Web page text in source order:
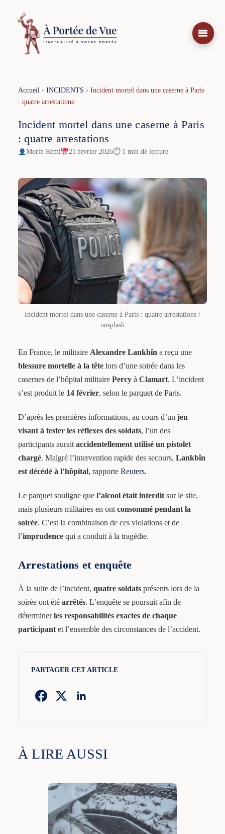
contenu
Accueil› INCIDENTS › Incident mortel dans une caserne à Paris
: quatre arrestations
Incident mortel dans une caserne à Paris
: quatre arrestations
Morin Rémi 21 février 2026⏱ 1 min de lecture
Incident mortel dans une caserne à Paris : quatre arrestations /
unsplash
En France, le militaire Alexandre Lankbîn a reçu une
blessure mortelle à la têtelors d’une soirée dans les
casernes de l’hôpital militaire Percyà Clamart. L’incident
s’est produit le 14 février, selon le parquet de Paris.
D’après les premières informations, au cours d’un jeu
visant à tester les réflexes des soldats, l’un des
participants aurait accidentellement utilisé un pistolet
chargé. Malgré l’intervention rapide des secours, Lankbîn
est décédé à l’hôpital, rapporte Reuters.
Le parquet souligne que l’alcool était interditsur le site,
mais plusieurs militaires en ont consommé pendant la
soirée. C’est la combinaison de ces violations et de
l’imprudencequi a conduit à la tragédie.
Arrestations et enquête
À la suite de l’incident, quatre soldatsprésents lors de la
soirée ont été arrêtés. L’enquête se poursuit afin de
déterminerles responsabilités exactes de chaque
participantet l’ensemble des circonstances de l’accident.
PARTAGER CET ARTICLE
À LIRE AUSSI